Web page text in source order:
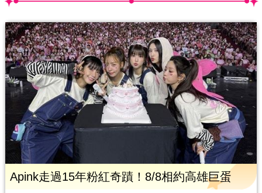
Apink走過15年粉紅奇蹟！8/8相約高雄巨蛋